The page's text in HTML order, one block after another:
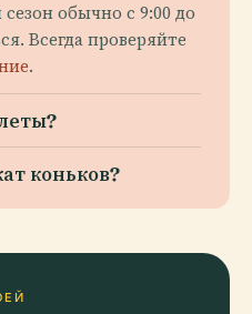
обычно с 9:00 до
Всегда проверяйте
.
коньков?